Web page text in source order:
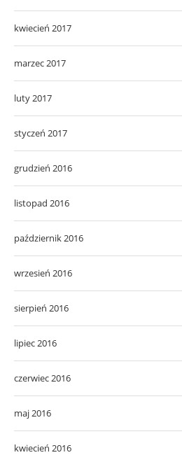
kwiecień 2017
marzec 2017
luty 2017
styczeń 2017
grudzień 2016
listopad 2016
październik 2016
wrzesień 2016
sierpień 2016
lipiec 2016
czerwiec 2016
maj 2016
kwiecień 2016